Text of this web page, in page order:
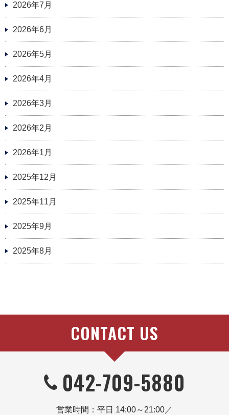
2026年7月
2026年6月
2026年5月
2026年4月
2026年3月
2026年2月
2026年1月
2025年12月
2025年11月
2025年9月
2025年8月
CONTACT US
042-709-5880
営業時間：平日 14:00～21:00／